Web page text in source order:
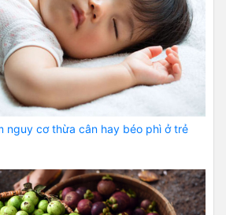
nguy cơ thừa cân hay béo phì ở trẻ